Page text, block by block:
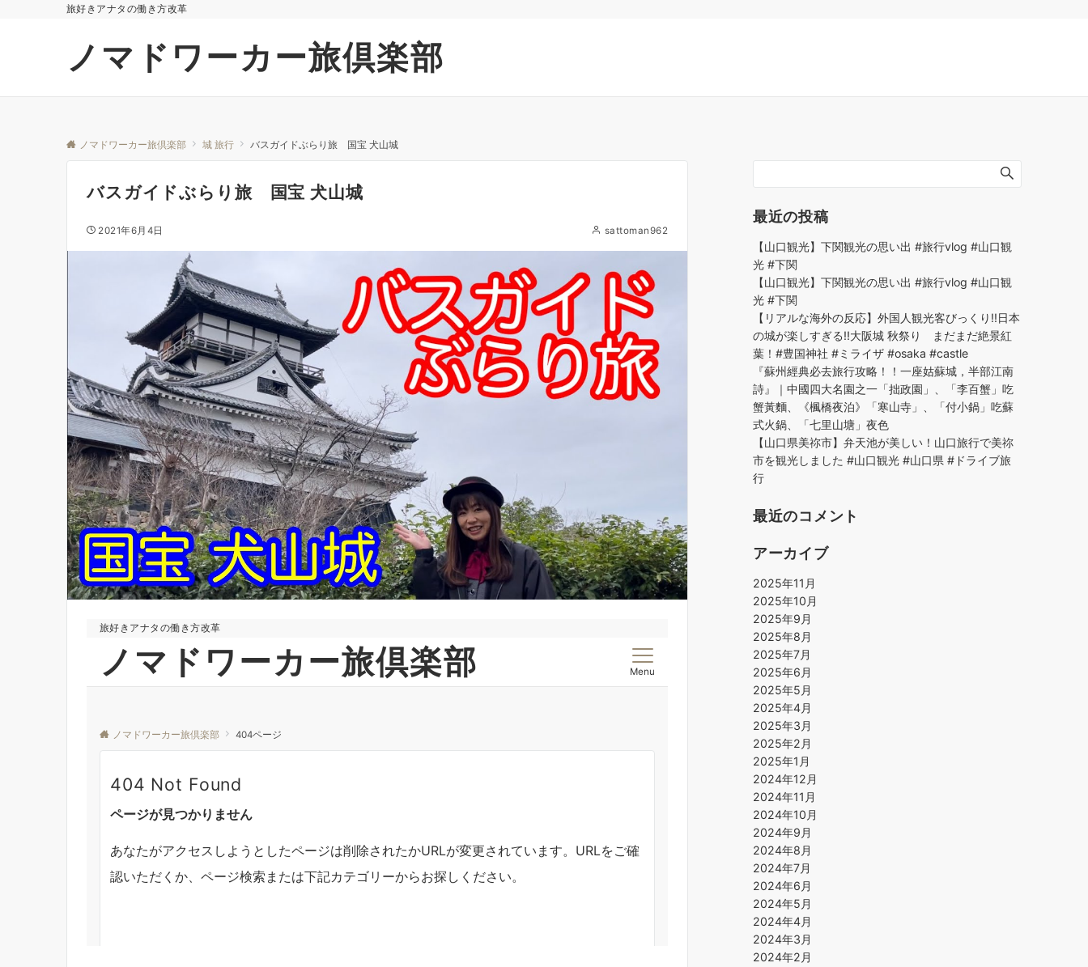
旅好きアナタの働き方改革
ノマドワーカー旅倶楽部
ノマドワーカー旅倶楽部 城 旅行 バスガイドぶらり旅 国宝 犬山城
バスガイドぶらり旅 国宝 犬山城
2021年6月4日 sattoman962
最近の投稿
【山口観光】下関観光の思い出 #旅行vlog #山口観
光 #下関
【山口観光】下関観光の思い出 #旅行vlog #山口観
光 #下関
【リアルな海外の反応】外国人観光客びっくり!!日本
の城が楽しすぎる!!大阪城 秋祭り まだまだ絶景紅
葉！#豊国神社 #ミライザ #osaka #castle
『蘇州經典必去旅行攻略！！一座姑蘇城，半部江南
詩』｜中國四大名園之一「拙政園」、「李百蟹」吃
蟹黃麵、《楓橋夜泊》「寒山寺」、「付小鍋」吃蘇
式火鍋、「七里山塘」夜色
【山口県美祢市】弁天池が美しい！山口旅行で美祢
市を観光しました #山口観光 #山口県 #ドライブ旅
行
最近のコメント
アーカイブ
2025年11月
2025年10月
2025年9月
2025年8月
2025年7月
2025年6月
2025年5月
2025年4月
2025年3月
2025年2月
2025年1月
2024年12月
2024年11月
2024年10月
2024年9月
2024年8月
2024年7月
2024年6月
2024年5月
2024年4月
2024年3月
2024年2月